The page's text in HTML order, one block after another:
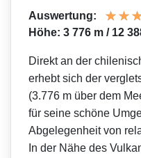
Auswertung:
Höhe: 3 776 m / 12
Direkt an der
erhebt sich der
(3.776 m über dem
für seine schöne
Abgelegenheit von
In der Nähe des